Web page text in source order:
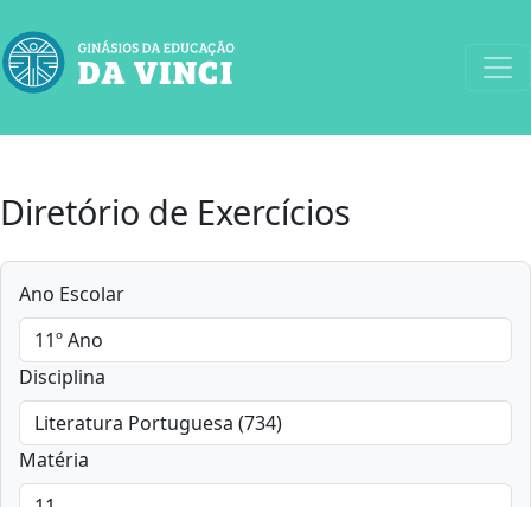
Diretório de Exercícios
Ano Escolar
Disciplina
Matéria